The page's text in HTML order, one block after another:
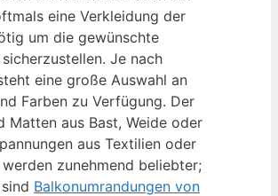
eine Verkleidung der
um die gewünschte
Je nach
eine große Auswahl an
Farben zu Verfügung. Der
Matten aus Bast, Weide oder
aus Textilien oder
zunehmend beliebter;
Balkonumrandungen von